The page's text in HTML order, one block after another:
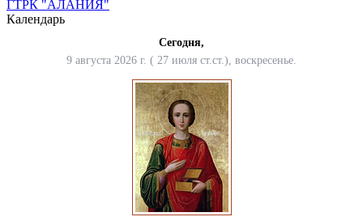
ГТРК "АЛАНИЯ"
Календарь
Сегодня,
9 августа 2026 г. ( 27 июля ст.ст.), воскресенье.